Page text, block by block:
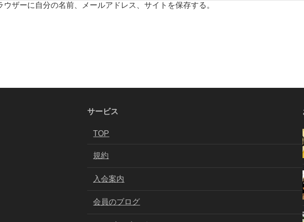
ザーに自分の名前、メールアドレス、サイトを保存する。
サービス
TOP
規約
入会案内
会員のブログ